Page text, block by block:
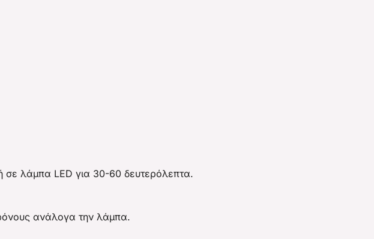
σε λάμπα LED για 30-60 δευτερόλεπτα.
ανάλογα την λάμπα.